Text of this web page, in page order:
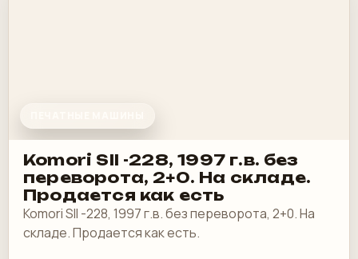
Komori SII -228, 1997 г.в. без
переворота, 2+0. На складе.
Продается как есть
Komori SII -228, 1997 г.в. без переворота, 2+0. На
складе. Продается как есть.